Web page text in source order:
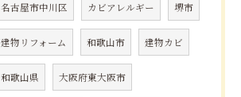
名古屋市中川区 カビアレルギー 堺市
建物リフォーム 和歌山市 建物カビ
和歌山県 大阪府東大阪市